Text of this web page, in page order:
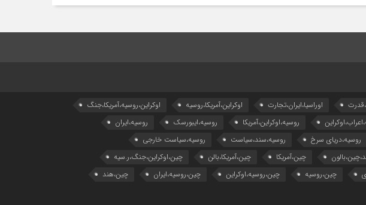
اوراسیا،ایران،تجارت اوکراین،آمریکا،روسیه
اوکراین،روسیه،آمریکا،جنگ
روسیه،اوکراین،آمریکا روسیه،ایبورسک
روسیه،ایران
روسیه،دریای سرخ روسیه،سند،سیاست
روسیه،سیاست خارجی
چین،آمریکا چین،آمریکا،بالن
چین،اوکراین،جنگ،ر.سیه
چین،روسیه چین،روسیه،اوکراین چین،روسیه،ایران
چین،هند